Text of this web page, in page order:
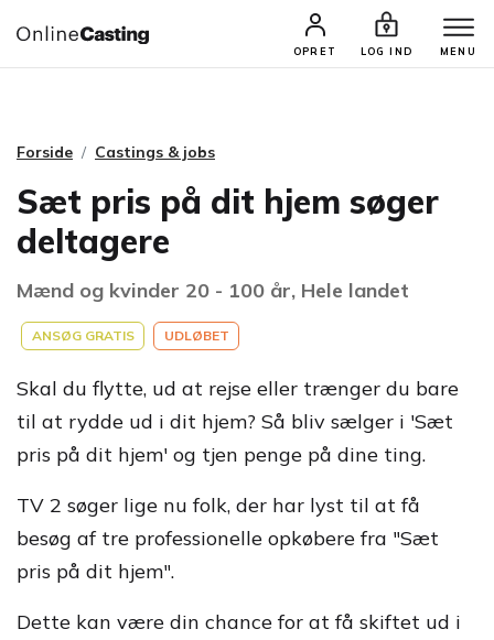
OPRET LOG IND MENU
CASTINGS & JOBS SØG PROFIL
Forside Castings & jobs
Sæt pris på dit hjem søger
deltagere
Mænd og kvinder 20 - 100 år, Hele landet
ANSØG GRATIS UDLØBET
Skal du flytte, ud at rejse eller trænger du bare
til at rydde ud i dit hjem? Så bliv sælger i 'Sæt
pris på dit hjem' og tjen penge på dine ting.
TV 2 søger lige nu folk, der har lyst til at få
besøg af tre professionelle opkøbere fra "Sæt
pris på dit hjem".
Dette kan være din chance for at få skiftet ud i